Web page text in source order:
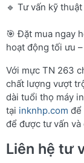
🔹 Tư vấn kỹ
🎯 Đặt mua ngay
hoạt động tối ưu
Với mực TN 263
chất lượng vượt
dài tuổi thọ máy
tại inknhp.com để
để được tư vấn
Liên hệ tư